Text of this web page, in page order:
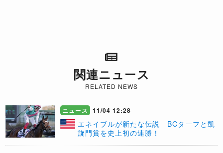
関連ニュース
RELATED NEWS
ニュース 11/04 12:28
エネイブルが新たな伝説 BCターフと凱
旋門賞を史上初の連勝！